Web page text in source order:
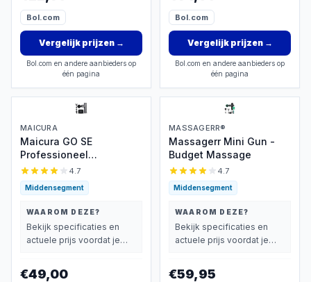
Bol.com
Vergelijk prijzen→
Bol.com en andere aanbieders op
één pagina
Bol.com
Vergelijk prijzen→
Bol.com en andere aanbieders op
één pagina
MAICURA
Maicura GO SE
Professioneel
Massagepistool
4.7
Middensegment
WAAROM DEZE?
Bekijk specificaties en
actuele prijs voordat je
€49,00
MASSAGERR®
Massagerr Mini Gun -
Budget Massage
4.7
Middensegment
WAAROM DEZE?
Bekijk specificaties en
actuele prijs voordat je
€59,95